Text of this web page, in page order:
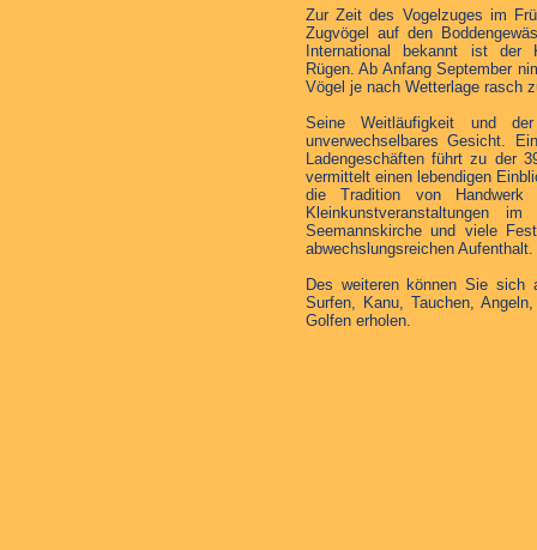
Zur Zeit des Vogelzuges im
Zugvögel auf den
International bekannt ist der
Rügen. Ab Anfang September
Vögel je nach Wetterlage rasch
Seine Weitläufigkeit und
unverwechselbares Gesicht.
Ladengeschäften führt zu der
vermittelt einen lebendigen
die Tradition von Handwerk
Kleinkunstveranstaltungen
Seemannskirche und viele
abwechslungsreichen Aufenthalt.
Des weiteren können Sie
Surfen, Kanu, Tauchen,
Golfen erholen.